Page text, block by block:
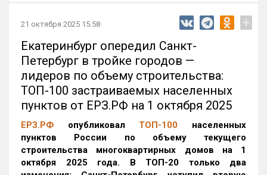
21 октября 2025 15:58 +
Екатеринбург опередил Санкт-
Петербург в тройке городов —
лидеров по объему строительства:
ТОП-100 застраиваемых населенных
пунктов от ЕРЗ.РФ на 1 октября 2025
ЕРЗ.РФ опубликовал ТОП-100 населенных
пунктов России по объему текущего
строительства многоквартирных домов на 1
октября 2025 года. В ТОП-20 только два